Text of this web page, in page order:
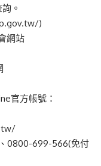
。
)
網站
官方帳號：
、 0800-699-566(免付